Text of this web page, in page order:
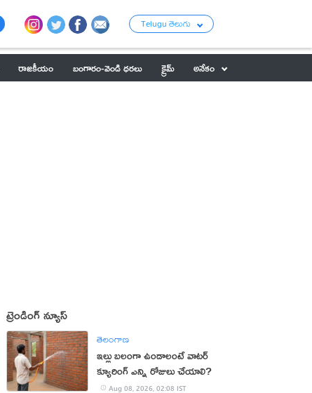
Telugu తెలుగు
రాజకీయం బంగారం-వెండి ధరలు క్రైమ్
అనేకం
ట్రెండింగ్ న్యూస్
తెలంగాణ
ఇల్లు బలంగా ఉండాలంటే వాటర్
క్యూరింగ్ ఎన్ని రోజులు చేయాలి?
Aug 08, 2026, 02:08 IST